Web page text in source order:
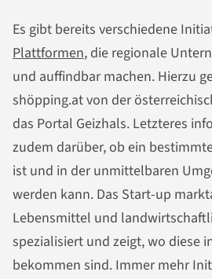
Es gibt bereits verschiedene
Plattformen, die regionale
und auffindbar machen. Hierzu
shöpping.at von der
das Portal Geizhals. Letzteres
zudem darüber, ob ein
ist und in der unmittelbaren
werden kann. Das Start-up
Lebensmittel und
spezialisiert und zeigt, wo diese
bekommen sind. Immer mehr